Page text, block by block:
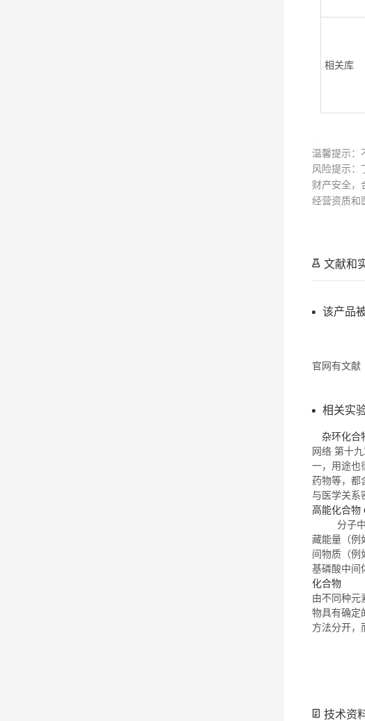
相关库
温馨提示：
风险提示：
财产安全，
经营资质和
文献和
该产品
官网有文献
相关实
杂环化合
网络 第十
一，用途也
药物等，都
与医学关系
高能化合物
分子中
藏能量（例
间物质（例
基磷酸中间
化合物
由不同种元
物具有确定
方法分开
技术资